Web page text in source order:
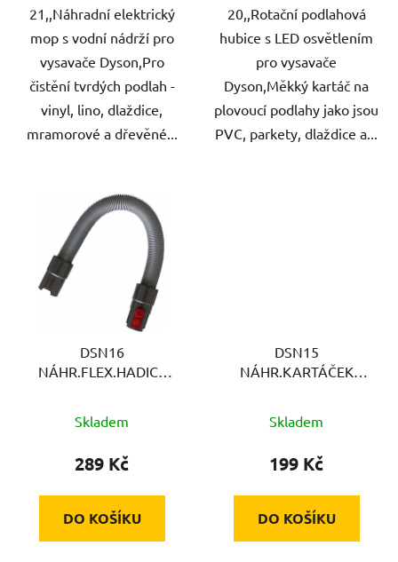
21,,Náhradní elektrický
mop s vodní nádrží pro
vysavače Dyson,Pro
čistění tvrdých podlah -
vinyl, lino, dlaždice,
mramorové a dřevěné...
20,,Rotační podlahová
hubice s LED osvětlením
pro vysavače
Dyson,Měkký kartáč na
plovoucí podlahy jako jsou
PVC, parkety, dlaždice a...
DSN16
NÁHR.FLEX.HADICE
Skladem
289 Kč
DO KOŠÍKU
DSN15
NÁHR.KARTÁČEK
Skladem
199 Kč
DO KOŠÍKU